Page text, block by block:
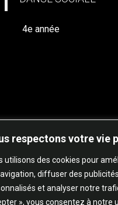
respectons votre vie
utilisons des cookies pour
diffuser des
et analyser notre
», vous consentez à notre
4e année